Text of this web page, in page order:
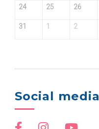
24 25 26
31 1 2
Social media